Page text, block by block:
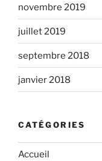
novembre 2019
juillet 2019
septembre 2018
janvier 2018
CATÉGORIES
Accueil